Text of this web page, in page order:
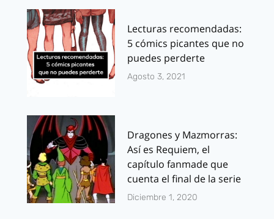
Lecturas recomendadas:
5 cómics picantes que no
puedes perderte
Agosto 3, 2021
Dragones y Mazmorras:
Así es Requiem, el
capítulo fanmade que
cuenta el final de la serie
Diciembre 1, 2020